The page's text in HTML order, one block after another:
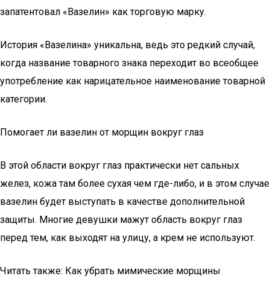
запатентовал «Вазелин» как торговую марку.
История «Вазелина» уникальна, ведь это редкий случай,
когда название товарного знака переходит во всеобщее
употребление как нарицательное наименование товарной
категории.
Помогает ли вазелин от морщин вокруг глаз
В этой области вокруг глаз практически нет сальных
желез, кожа там более сухая чем где-либо, и в этом случае
вазелин будет выступать в качестве дополнительной
защиты. Многие девушки мажут область вокруг глаз
перед тем, как выходят на улицу, а крем не используют.
Читать также: Как убрать мимические морщины